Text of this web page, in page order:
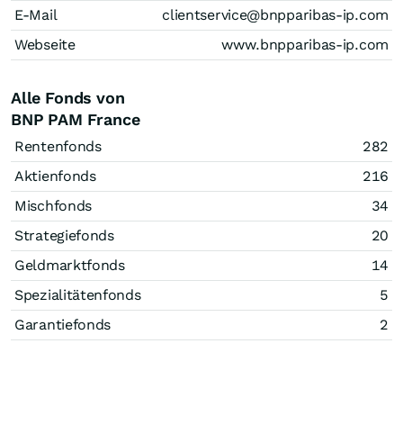
E-Mail
clientservice@bnpparibas-ip.com
Webseite
www.bnpparibas-ip.com
Alle Fonds von
BNP PAM France
Rentenfonds
282
Aktienfonds
216
Mischfonds
34
Strategiefonds
20
Geldmarktfonds
14
Spezialitätenfonds
5
Garantiefonds
2